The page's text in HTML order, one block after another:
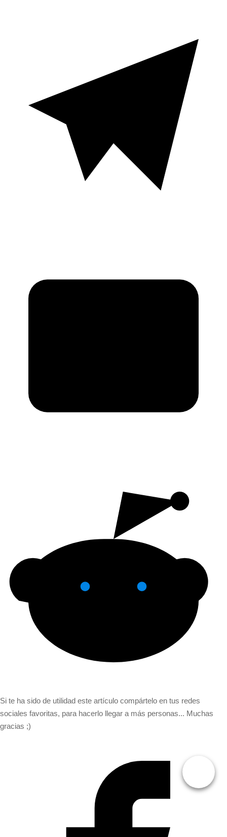
Si te ha sido de utilidad este artículo compártelo en tus redes
sociales favoritas, para hacerlo llegar a más personas... Muchas
gracias ;)